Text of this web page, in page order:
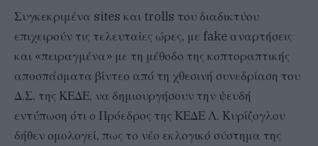
Συγκεκριμένα sites και trolls του διαδικτύου
επιχειρούν τις τελευταίες ώρες, με fake αναρτήσεις
και «πειραγμένα» με τη μέθοδο της κοπτοραπτικής
αποσπάσματα βίντεο από τη χθεσινή συνεδρίαση του
Δ.Σ. της ΚΕΔΕ, να δημιουργήσουν την ψευδή
εντύπωση ότι ο Πρόεδρος της ΚΕΔΕ Λ. Κυρίζογλου
δήθεν ομολογεί, πως το νέο εκλογικό σύστημα της